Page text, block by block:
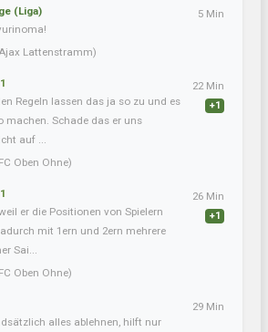
(Liga)
Lattenstramm)
5 Min
Regeln lassen das ja so zu und es
machen. Schade das er uns
auf ...
Oben Ohne)
22 Min
+1
er die Positionen von Spielern
mit 1ern und 2ern mehrere
Sai...
Oben Ohne)
26 Min
+1
alles ablehnen, hilft nur
29 Min